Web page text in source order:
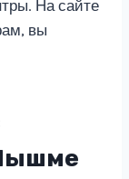
На сайте
вы